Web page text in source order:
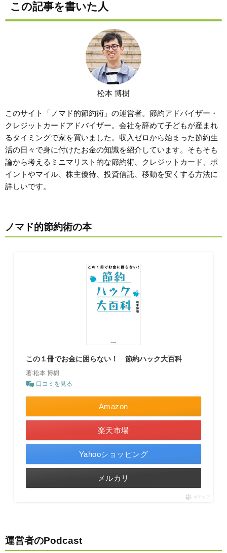
この記事を書いた人
松本 博樹
このサイト「ノマド的節約術」の運営者。節約アドバイザー・
クレジットカードアドバイザー。会社を辞めて子どもが産まれ
るタイミングで家を買いました。収入ゼロから始まった節約生
活の日々で身に付けたお金の知識を紹介しています。そもそも
論から考えるミニマリスト的な節約術、クレジットカード、ポ
イントやマイル、株主優待、投資信託、移動を安くする方法に
詳しいです。
ノマド的節約術の本
この１冊でお金に困らない！ 節約ハック大百科
著:松本 博樹
口コミを見る
Amazon
楽天市場
Yahooショッピング
メルカリ
ポチップ
運営者のPodcast